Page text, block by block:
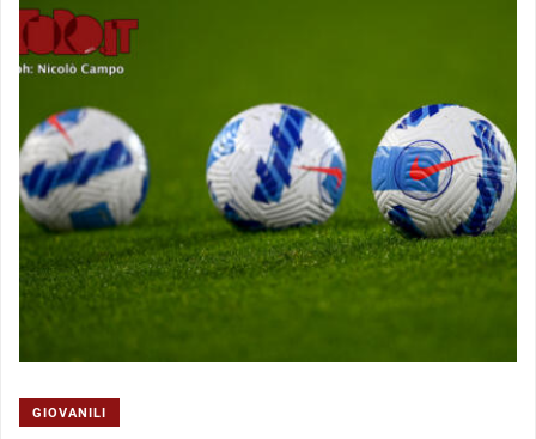
GIOVANILI